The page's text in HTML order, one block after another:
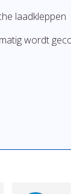
laadkleppen
wordt